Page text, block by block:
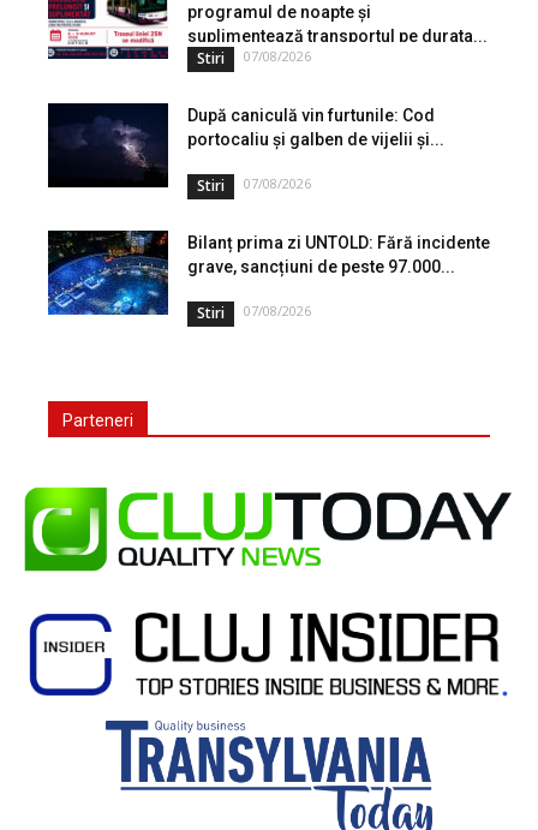
programul de noapte și
suplimentează transportul pe durata...
Stiri 07/08/2026
După caniculă vin furtunile: Cod
portocaliu și galben de vijelii și...
Stiri 07/08/2026
Bilanț prima zi UNTOLD: Fără incidente
grave, sancțiuni de peste 97.000...
Stiri 07/08/2026
Parteneri